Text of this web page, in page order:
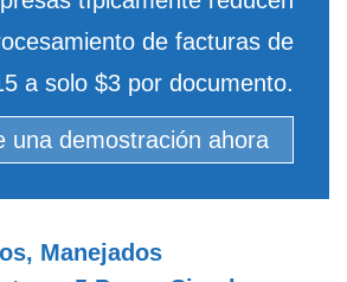
de facturas de
a solo $3 por documento.
una demostración ahora
Manejados